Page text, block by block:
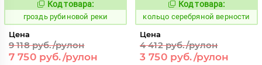
Код:
338079
Код товара:
гроздь рубиновой реки
Цена
9 118 руб./рулон
7 750 руб./рулон
Код:
745006
Код товара:
кольцо серебряной верности
Цена
4 412 руб./рулон
3 750 руб./рулон